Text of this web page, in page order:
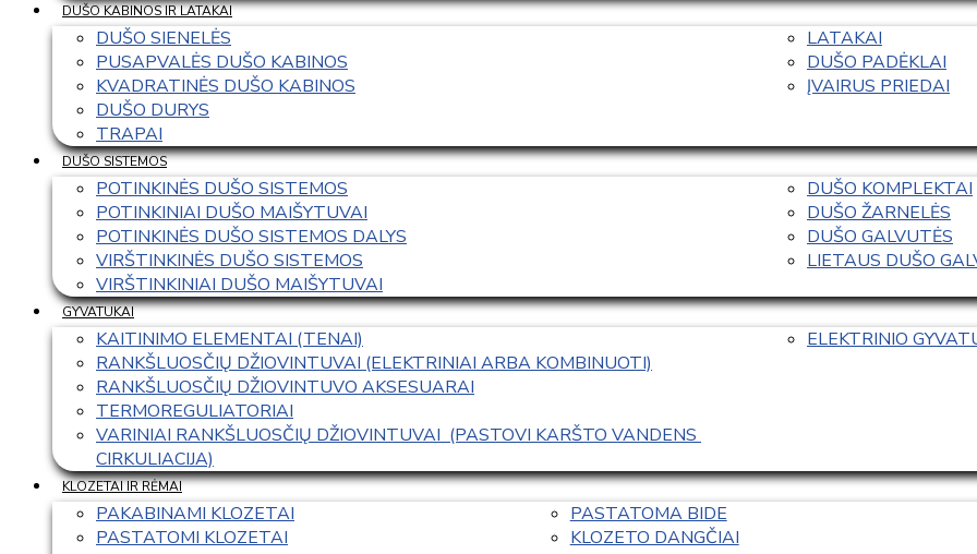
DUŠO KABINOS IR LATAKAI
DUŠO SIENELĖS
PUSAPVALĖS DUŠO KABINOS
KVADRATINĖS DUŠO KABINOS
DUŠO DURYS
TRAPAI
LATAKAI
DUŠO PADĖKLAI
ĮVAIRUS PRIEDAI
DUŠO SISTEMOS
POTINKINĖS DUŠO SISTEMOS
POTINKINIAI DUŠO MAIŠYTUVAI
POTINKINĖS DUŠO SISTEMOS DALYS
VIRŠTINKINĖS DUŠO SISTEMOS
VIRŠTINKINIAI DUŠO MAIŠYTUVAI
DUŠO KOMPLEKTAI
DUŠO ŽARNELĖS
DUŠO GALVUTĖS
LIETAUS DUŠO
GYVATUKAI
KAITINIMO ELEMENTAI (TENAI)
RANKŠLUOSČIŲ DŽIOVINTUVAI (ELEKTRINIAI ARBA KOMBINUOTI)
RANKŠLUOSČIŲ DŽIOVINTUVO AKSESUARAI
TERMOREGULIATORIAI
VARINIAI RANKŠLUOSČIŲ DŽIOVINTUVAI  (PASTOVI KARŠTO VANDENS
CIRKULIACIJA)
ELEKTRINIO
KLOZETAI IR RĖMAI
PAKABINAMI KLOZETAI
PASTATOMI KLOZETAI
PASTATOMA BIDE
KLOZETO DANGČIAI